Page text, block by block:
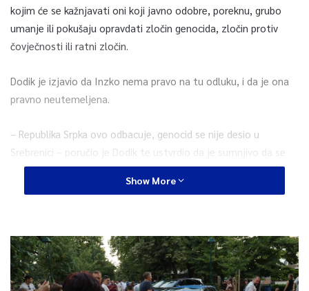
kojim će se kažnjavati oni koji javno odobre, poreknu, grubo
umanje ili pokušaju opravdati zločin genocida, zločin protiv
čovječnosti ili ratni zločin.
Dodik je izjavio da Inzko nema pravo na tu odluku, i da je ona
pravno neutemeljena.
– Republika Srpka ovo odbacuje, genocid se nije desio u
Srebrenici – poručio je Dodik te ustvrdio da je sumnjivo da se
genocid dogodio te da se nasilno pokušava nametnuti.
– BiH nakon ovoga ne može da funkcioniše, sazvat ćemo
sjednicu NSRS-a i donijeti odluke – najavio je Dodik i dodao da
Show More